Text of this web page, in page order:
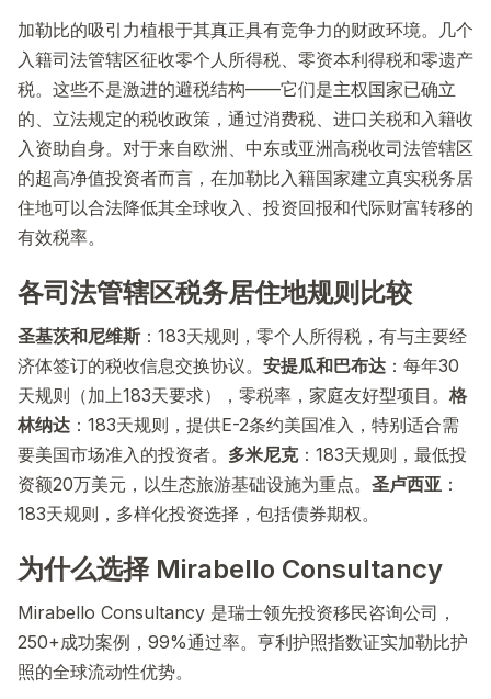
加勒比的吸引力植根于其真正具有竞争力的财政环境。几个
入籍司法管辖区征收零个人所得税、零资本利得税和零遗产
税。这些不是激进的避税结构——它们是主权国家已确立
的、立法规定的税收政策，通过消费税、进口关税和入籍收
入资助自身。对于来自欧洲、中东或亚洲高税收司法管辖区
的超高净值投资者而言，在加勒比入籍国家建立真实税务居
住地可以合法降低其全球收入、投资回报和代际财富转移的
有效税率。
各司法管辖区税务居住地规则比较
圣基茨和尼维斯 ：183天规则，零个人所得税，有与主要经
济体签订的税收信息交换协议。 安提瓜和巴布达 ：每年30
天规则（加上183天要求），零税率，家庭友好型项目。 格
林纳达 ：183天规则，提供E-2条约美国准入，特别适合需
要美国市场准入的投资者。 多米尼克：183天规则，最低投
资额20万美元，以生态旅游基础设施为重点。 圣卢西亚 ：
183天规则，多样化投资选择，包括债券期权。
为什么选择 Mirabello Consultancy
Mirabello Consultancy 是瑞士领先投资移民咨询公司，
250+成功案例，99%通过率。亨利护照指数证实加勒比护
照的全球流动性优势。